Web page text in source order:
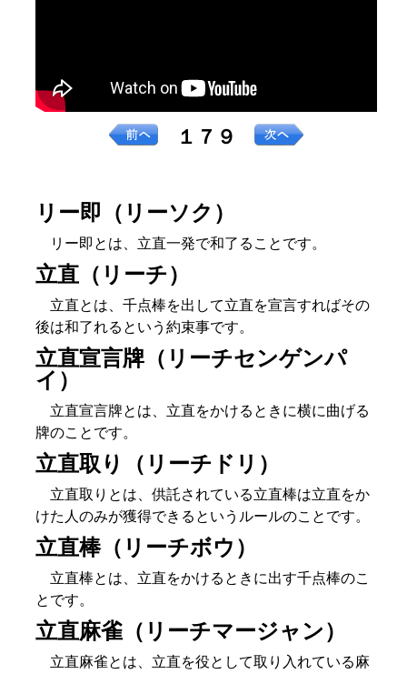
１７９
リー即（リーソク）
リー即とは、立直一発で和了ることです。
立直（リーチ）
立直とは、千点棒を出して立直を宣言すればその
後は和了れるという約束事です。
立直宣言牌（リーチセンゲンパ
イ）
立直宣言牌とは、立直をかけるときに横に曲げる
牌のことです。
立直取り（リーチドリ）
立直取りとは、供託されている立直棒は立直をか
けた人のみが獲得できるというルールのことです。
立直棒（リーチボウ）
立直棒とは、立直をかけるときに出す千点棒のこ
とです。
立直麻雀（リーチマージャン）
立直麻雀とは、立直を役として取り入れている麻